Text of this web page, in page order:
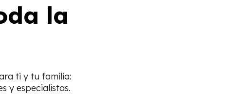
la
ti y tu familia:
y especialistas.